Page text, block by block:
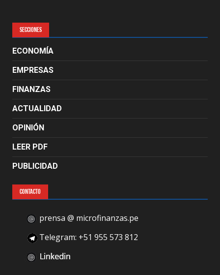
SECCIONES
ECONOMÍA
EMPRESAS
FINANZAS
ACTUALIDAD
OPINIÓN
LEER PDF
PUBLICIDAD
CONTACTO
prensa @ microfinanzas.pe
Telegram: +51 955 573 812